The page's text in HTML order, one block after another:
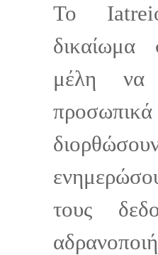
Το
μέλη να
προσωπικά
τους